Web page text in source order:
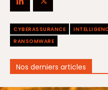
CYBERASSURANCE
RANSOMWARE
Nos derniers articles